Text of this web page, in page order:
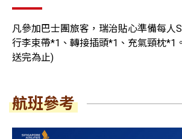
凡參加巴士團旅客，瑞治貼心準備每人
行李束帶*1、轉接插頭*1、充氣頸枕*1
送完為止)
航班參考